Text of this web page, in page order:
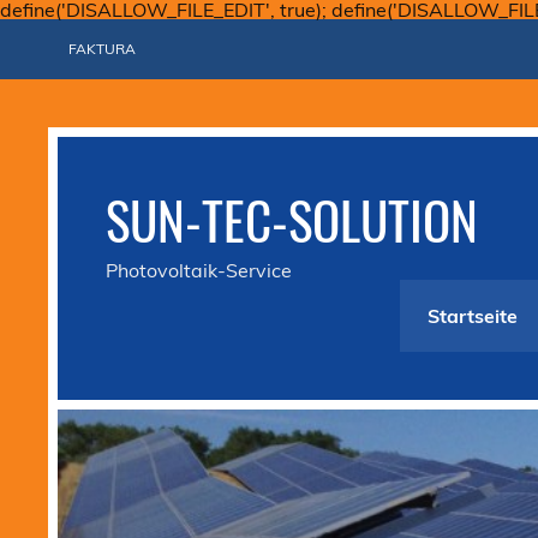
define('DISALLOW_FILE_EDIT', true);
FAKTURA
SUN-TEC-SOLUTION
Photovoltaik-Service
Startseite